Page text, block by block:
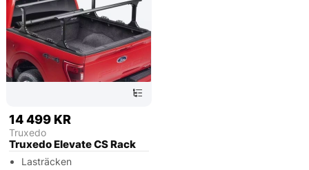
14 499 KR
Truxedo
Truxedo Elevate CS Rack
Lasträcken